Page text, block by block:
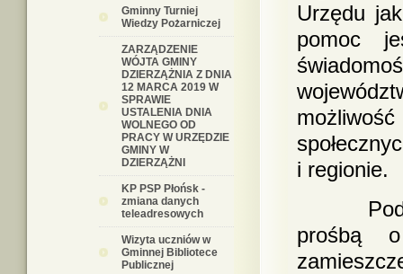
Gminny Turniej
Wiedzy Pożarniczej
ZARZĄDZENIE
WÓJTA GMINY
DZIERZĄŻNIA Z DNIA
12 MARCA 2019 W
SPRAWIE
USTALENIA DNIA
WOLNEGO OD
PRACY W URZĘDZIE
GMINY W
DZIERZĄŻNI
KP PSP Płońsk -
zmiana danych
teleadresowych
Wizyta uczniów w
Gminnej Bibliotece
Publicznej
Urzędu
pomoc
i regionie.
prośbą